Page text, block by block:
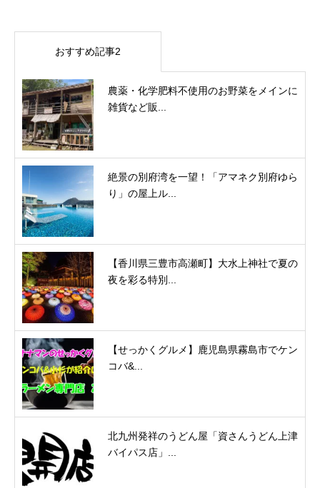
おすすめ記事2
農薬・化学肥料不使用のお野菜をメインに
雑貨など販...
絶景の別府湾を一望！「アマネク別府ゆら
り」の屋上ル...
【香川県三豊市高瀬町】大水上神社で夏の
夜を彩る特別...
【せっかくグルメ】鹿児島県霧島市でケン
コバ&...
北九州発祥のうどん屋「資さんうどん上津
バイパス店」...